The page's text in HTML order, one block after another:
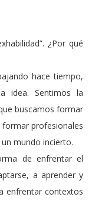
¿Por qué
hace tiempo,
idea. Sentimos la
buscamos formar
profesionales
mundo incierto.
de enfrentar el
a aprender y
enfrentar contextos